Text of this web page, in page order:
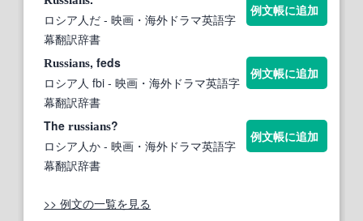
ロシア人だ - 映画・海外ドラマ英語字
幕翻訳辞書
例文帳に追加
Russians, feds
ロシア人 fbi - 映画・海外ドラマ英語字
幕翻訳辞書
例文帳に追加
The russians?
ロシア人か - 映画・海外ドラマ英語字
幕翻訳辞書
例文帳に追加
>> 例文の一覧を見る